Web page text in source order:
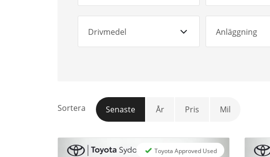
Drivmedel Anläggning
Sortera Senaste År Pris Mil
Toyota Approved Used